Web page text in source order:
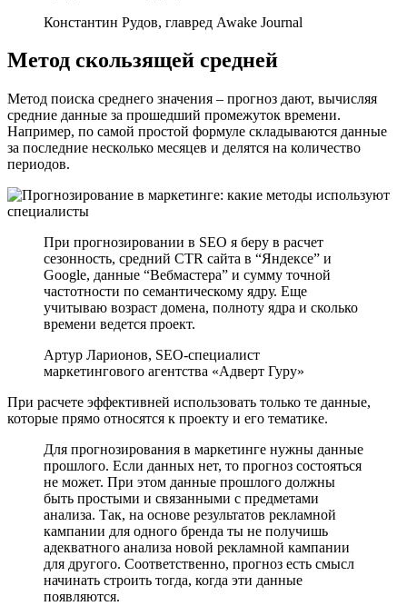
Константин Рудов, главред Awake Journal
Метод скользящей средней
Метод поиска среднего значения – прогноз дают, вычисляя
средние данные за прошедший промежуток времени.
Например, по самой простой формуле складываются данные
за последние несколько месяцев и делятся на количество
периодов.
При прогнозировании в SEO я беру в расчет
сезонность, средний CTR сайта в “Яндексе” и
Google, данные “Вебмастера” и сумму точной
частотности по семантическому ядру. Еще
учитываю возраст домена, полноту ядра и сколько
времени ведется проект.
Артур Ларионов, SEO-специалист
маркетингового агентства «Адверт Гуру»
При расчете эффективней использовать только те данные,
которые прямо относятся к проекту и его тематике.
Для прогнозирования в маркетинге нужны данные
прошлого. Если данных нет, то прогноз состояться
не может. При этом данные прошлого должны
быть простыми и связанными с предметами
анализа. Так, на основе результатов рекламной
кампании для одного бренда ты не получишь
адекватного анализа новой рекламной кампании
для другого. Соответственно, прогноз есть смысл
начинать строить тогда, когда эти данные
появляются.